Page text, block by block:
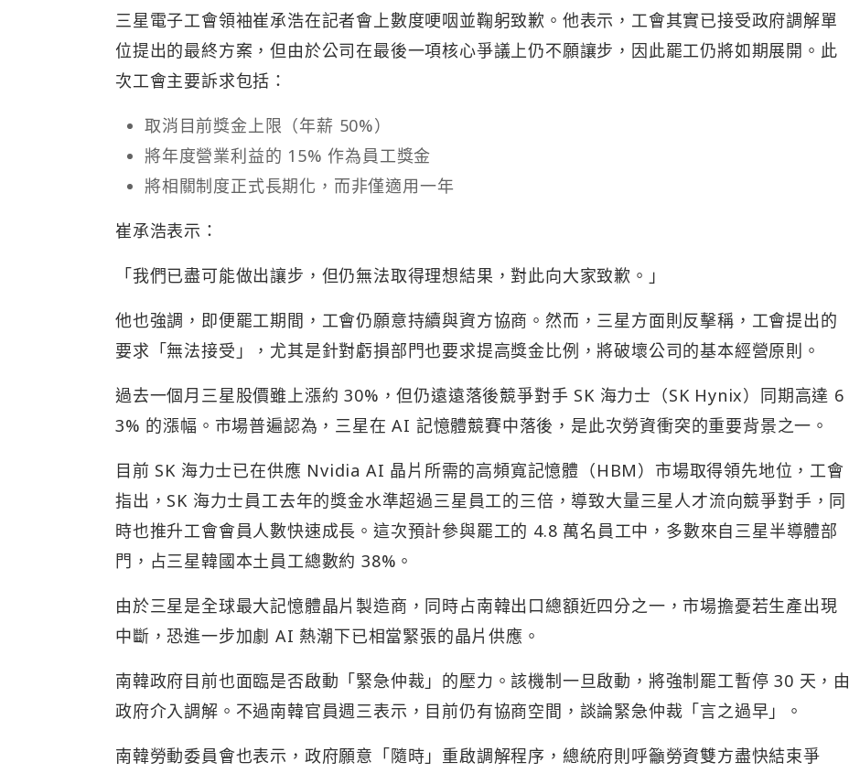
三星電子工會領袖崔承浩在記者會上數度哽咽並鞠躬致歉。他表示，工會其實已接受政府調解單
位提出的最終方案，但由於公司在最後一項核心爭議上仍不願讓步，因此罷工仍將如期展開。此
次工會主要訴求包括：
取消目前獎金上限（年薪 50%）
將年度營業利益的 15% 作為員工獎金
將相關制度正式長期化，而非僅適用一年
崔承浩表示：
「我們已盡可能做出讓步，但仍無法取得理想結果，對此向大家致歉。」
他也強調，即便罷工期間，工會仍願意持續與資方協商。然而，三星方面則反擊稱，工會提出的
要求「無法接受」，尤其是針對虧損部門也要求提高獎金比例，將破壞公司的基本經營原則。
過去一個月三星股價雖上漲約 30%，但仍遠遠落後競爭對手 SK 海力士（SK Hynix）同期高達 6
3% 的漲幅。市場普遍認為，三星在 AI 記憶體競賽中落後，是此次勞資衝突的重要背景之一。
目前 SK 海力士已在供應 Nvidia AI 晶片所需的高頻寬記憶體（HBM）市場取得領先地位，工會
指出，SK 海力士員工去年的獎金水準超過三星員工的三倍，導致大量三星人才流向競爭對手，同
時也推升工會會員人數快速成長。這次預計參與罷工的 4.8 萬名員工中，多數來自三星半導體部
門，占三星韓國本土員工總數約 38%。
由於三星是全球最大記憶體晶片製造商，同時占南韓出口總額近四分之一，市場擔憂若生產出現
中斷，恐進一步加劇 AI 熱潮下已相當緊張的晶片供應。
南韓政府目前也面臨是否啟動「緊急仲裁」的壓力。該機制一旦啟動，將強制罷工暫停 30 天，由
政府介入調解。不過南韓官員週三表示，目前仍有協商空間，談論緊急仲裁「言之過早」。
南韓勞動委員會也表示，政府願意「隨時」重啟調解程序，總統府則呼籲勞資雙方盡快結束爭